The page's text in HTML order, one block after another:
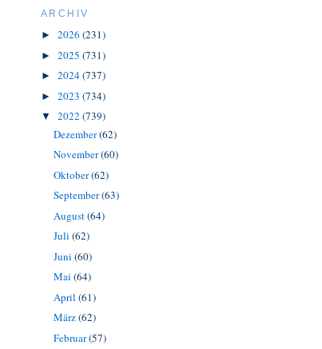
ARCHIV
► 2026 (231)
► 2025 (731)
► 2024(737)
► 2023 (734)
▼ 2022 (739)
Dezember(62)
November(60)
Oktober(62)
September(63)
August(64)
Juli (62)
Juni (60)
Mai (64)
April (61)
März(62)
Februar(57)